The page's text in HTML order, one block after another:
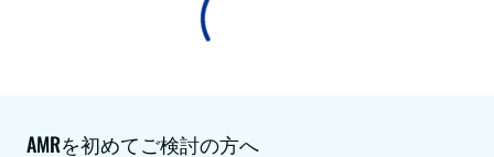
AMRを初めてご検討の方へ